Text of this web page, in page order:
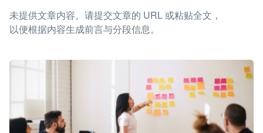
未提供文章内容。请提交文章的 URL 或粘贴全文，
以便根据内容生成前言与分段信息。